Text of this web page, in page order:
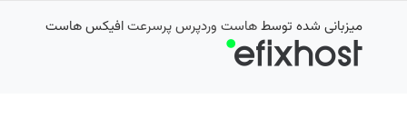
میزبانی شده توسطهاست وردپرس پرسرعتافیکس هاست